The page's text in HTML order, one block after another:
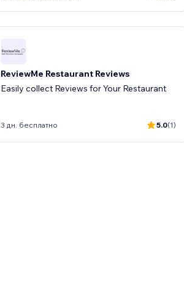
ReviewMe Restaurant Reviews
Easily collect Reviews for Your Restaurant
3 дн. бесплатно 5.0(1)